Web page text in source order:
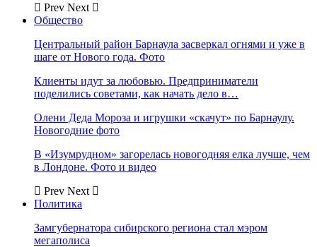
Prev Next
Общество
Центральный район Барнаула засверкал огнями и уже в
шаге от Нового года. Фото
Клиенты идут за любовью. Предприниматели
поделились советами, как начать дело в…
Олени Деда Мороза и игрушки «скачут» по Барнаулу.
Новогодние фото
В «Изумрудном» загорелась новогодняя елка лучше, чем
в Лондоне. Фото и видео
Prev Next
Политика
Замгубернатора сибирского региона стал мэром
мегаполиса